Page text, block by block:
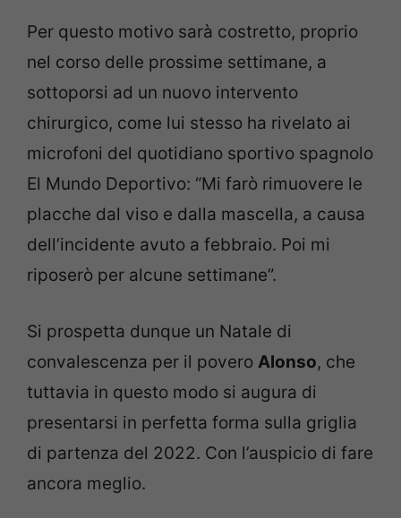
Per questo motivo sarà costretto, proprio
nel corso delle prossime settimane, a
sottoporsi ad un nuovo intervento
chirurgico, come lui stesso ha rivelato ai
microfoni del quotidiano sportivo spagnolo
El Mundo Deportivo: “Mi farò rimuovere le
placche dal viso e dalla mascella, a causa
dell’incidente avuto a febbraio. Poi mi
riposerò per alcune settimane”.
Si prospetta dunque un Natale di
convalescenza per il povero Alonso, che
tuttavia in questo modo si augura di
presentarsi in perfetta forma sulla griglia
di partenza del 2022. Con l’auspicio di fare
ancora meglio.